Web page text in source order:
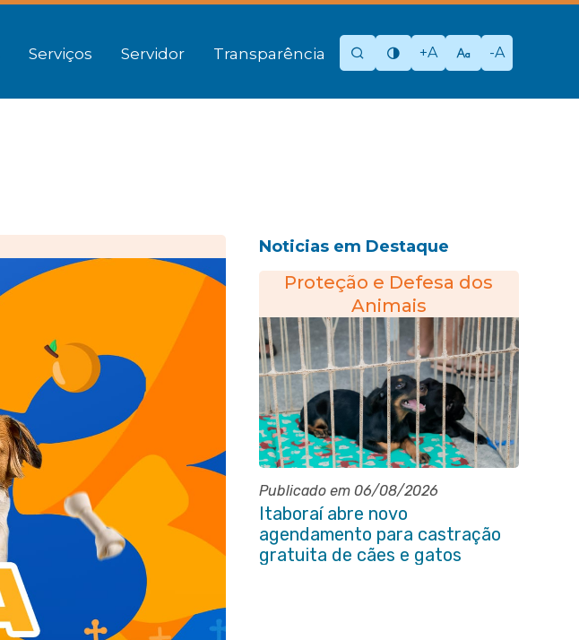
Serviços Servidor Transparência +A -A
Noticias em Destaque
Proteção e Defesa dos
Animais
Publicado em 06/08/2026
Itaboraí abre novo
agendamento para castração
gratuita de cães e gatos